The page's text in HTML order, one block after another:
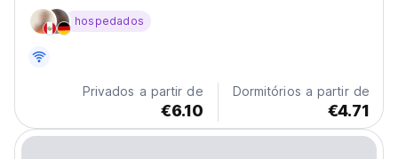
agradável pátio com flores nativas e também possui
uma área para fumantes.
hospedados
Privados a partir de
€6.10
Dormitórios a partir de
€4.71